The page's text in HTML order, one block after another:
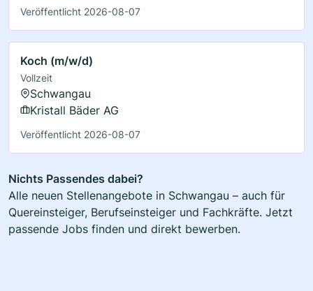
Veröffentlicht 2026-08-07
Koch (m/w/d)
Vollzeit
Schwangau
Kristall Bäder AG
Veröffentlicht 2026-08-07
Nichts Passendes dabei?
Alle neuen Stellenangebote in Schwangau – auch für
Quereinsteiger, Berufseinsteiger und Fachkräfte. Jetzt
passende Jobs finden und direkt bewerben.